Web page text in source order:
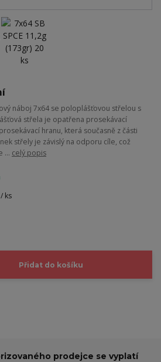
náboj 7x64 se poloplášťovou střelou s
střela je opatřena prosekávací
hranu, která současně z části
střely je závislý na odporu cíle, což
... celý popis
ks
Přidat do košíku
prodejce se vyplatí